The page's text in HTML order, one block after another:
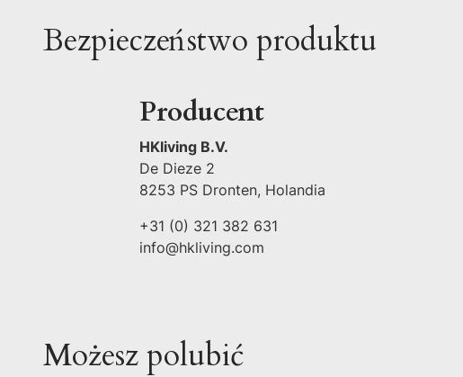
Bezpieczeństwo produktu
Producent
HKliving B.V.
De Dieze 2
8253 PS Dronten, Holandia
+31 (0) 321 382 631
info@hkliving.com
Możesz polubić